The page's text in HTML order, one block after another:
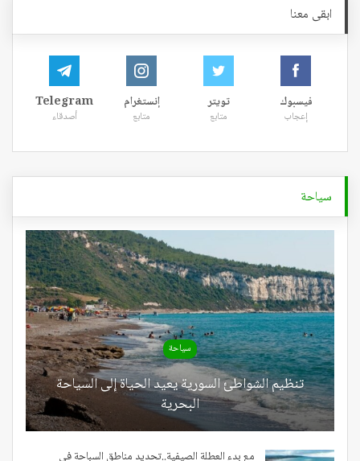
ابقى معنا
فيسبوك
إعجاب
تويتر
متابع
إنستغرام
متابع
Telegram
أصدقاء
سياحة
سياحة
تنظيم الشواطئ السورية يعيد الحياة إلى السياحة
البحرية
مع بدء العطلة الصيفية..تحديد مناطق السباحة في